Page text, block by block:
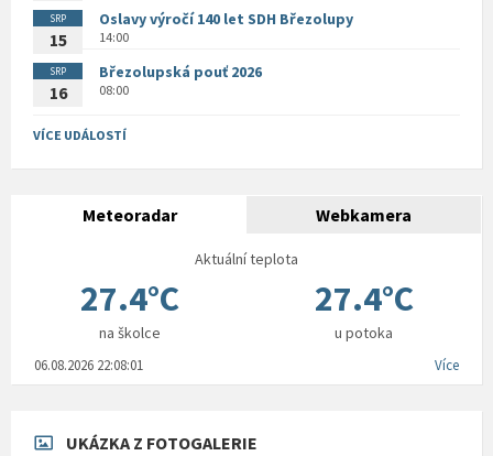
SRP
15
Oslavy výročí 140 let SDH Březolupy
14:00
SRP
16
Březolupská pouť 2026
08:00
VÍCE UDÁLOSTÍ
Meteoradar Webkamera
Aktuální teplota
27.4°C 27.4°C
na školce u potoka
06.08.2026 22:08:01 Více
UKÁZKA Z FOTOGALERIE